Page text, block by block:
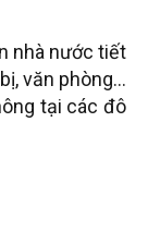
nhà nước tiết
văn phòng…
tại các đô